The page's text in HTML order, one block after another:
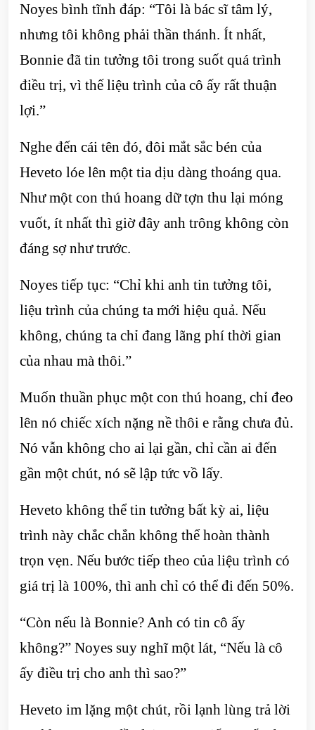
Noyes bình tĩnh đáp: “Tôi là bác sĩ tâm lý,
nhưng tôi không phải thần thánh. Ít nhất,
Bonnie đã tin tưởng tôi trong suốt quá trình
điều trị, vì thế liệu trình của cô ấy rất thuận
lợi.”
Nghe đến cái tên đó, đôi mắt sắc bén của
Heveto lóe lên một tia dịu dàng thoáng qua.
Như một con thú hoang dữ tợn thu lại móng
vuốt, ít nhất thì giờ đây anh trông không còn
đáng sợ như trước.
Noyes tiếp tục: “Chỉ khi anh tin tưởng tôi,
liệu trình của chúng ta mới hiệu quả. Nếu
không, chúng ta chỉ đang lãng phí thời gian
của nhau mà thôi.”
Muốn thuần phục một con thú hoang, chỉ đeo
lên nó chiếc xích nặng nề thôi e rằng chưa đủ.
Nó vẫn không cho ai lại gần, chỉ cần ai đến
gần một chút, nó sẽ lập tức vồ lấy.
Heveto không thể tin tưởng bất kỳ ai, liệu
trình này chắc chắn không thể hoàn thành
trọn vẹn. Nếu bước tiếp theo của liệu trình có
giá trị là 100%, thì anh chỉ có thể đi đến 50%.
“Còn nếu là Bonnie? Anh có tin cô ấy
không?” Noyes suy nghĩ một lát, “Nếu là cô
ấy điều trị cho anh thì sao?”
Heveto im lặng một chút, rồi lạnh lùng trả lời